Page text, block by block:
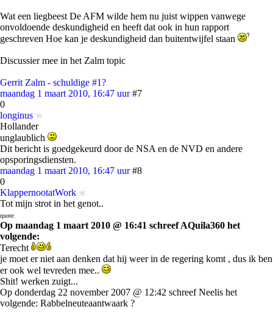
Wat een liegbeest De AFM wilde hem nu juist wippen vanwege
onvoldoende deskundigheid en heeft dat ook in hun rapport
geschreven Hoe kan je deskundigheid dan buitentwijfel staan
Discussier mee in het Zalm topic
Gerrit Zalm - schuldige #1?
maandag 1 maart 2010, 16:47 uur #7
0
longinus
Hollander
unglaublich
Dit bericht is goedgekeurd door de NSA en de NVD en andere
opsporingsdiensten.
maandag 1 maart 2010, 16:47 uur #8
0
KlappernootatWork
Tot mijn strot in het genot..
quote:
Op maandag 1 maart 2010 @ 16:41 schreef AQuila360 het
volgende:
Terecht
je moet er niet aan denken dat hij weer in de regering komt , dus ik ben
er ook wel tevreden mee..
Shit! werken zuigt...
Op donderdag 22 november 2007 @ 12:42 schreef Neelis het
volgende: Rabbelneuteaantwaark ?